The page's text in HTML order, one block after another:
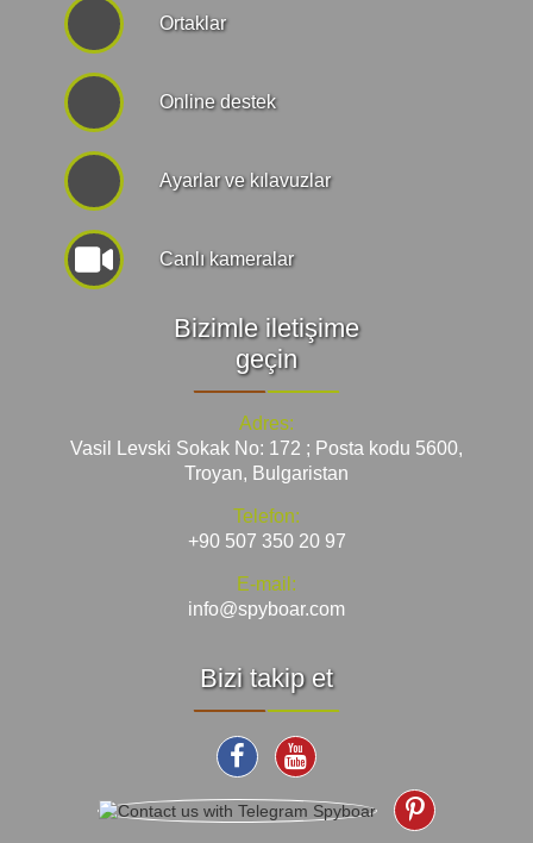
Ortaklar
Online destek
Ayarlar ve kılavuzlar
Canlı kameralar
Bizimle iletişime
geçin
Adres:
Vasil Levski Sokak No: 172 ; Posta kodu 5600,
Troyan, Bulgaristan
Telefon:
+90 507 350 20 97
E-mail:
info@spyboar.com
Bizi takip et